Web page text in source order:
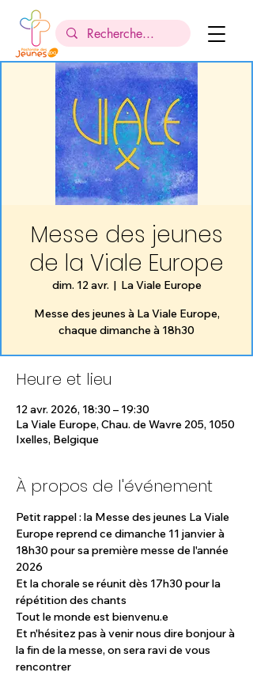
Messe des jeunes
de la Viale Europe
dim. 12 avr.
  |
La Viale Europe
Messe des jeunes à La Viale Europe,
chaque dimanche à 18h30
Heure et lieu
12 avr. 2026, 18:30 – 19:30
La Viale Europe, Chau. de Wavre 205, 1050
Ixelles, Belgique
À propos de l'événement
Petit rappel : la Messe des jeunes La Viale
Europe reprend ce dimanche 11 janvier à
18h30 pour sa première messe de l'année
2026
Et la chorale se réunit dès 17h30 pour la
répétition des chants
Tout le monde est bienvenu.e
Et n'hésitez pas à venir nous dire bonjour à
la fin de la messe, on sera ravi de vous
rencontrer